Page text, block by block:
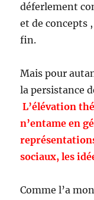
déferlement
et de concepts
fin.
Mais pour
la persistance
L’élévation
n’entame en
sociaux, les
Comme l’a